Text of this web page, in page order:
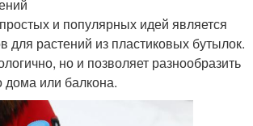
и популярных идей является
для растений из пластиковых бутылок.
но и позволяет разнообразить
дома или балкона.